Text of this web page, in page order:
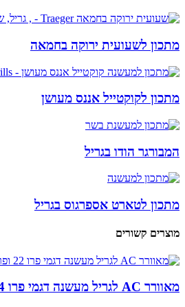
מתכון לשעועית ירוקה בחמאה
מתכון לקוקטייל אננס מעושן
המבורגר הודו בגריל
מתכון לטארט אספרגוס בגריל
מוצרים קשורים
מאוורר AC לגריל מעשנה דגמי פרו 22,34